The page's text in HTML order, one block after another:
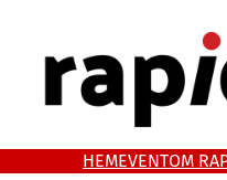
HEMEVENTOM